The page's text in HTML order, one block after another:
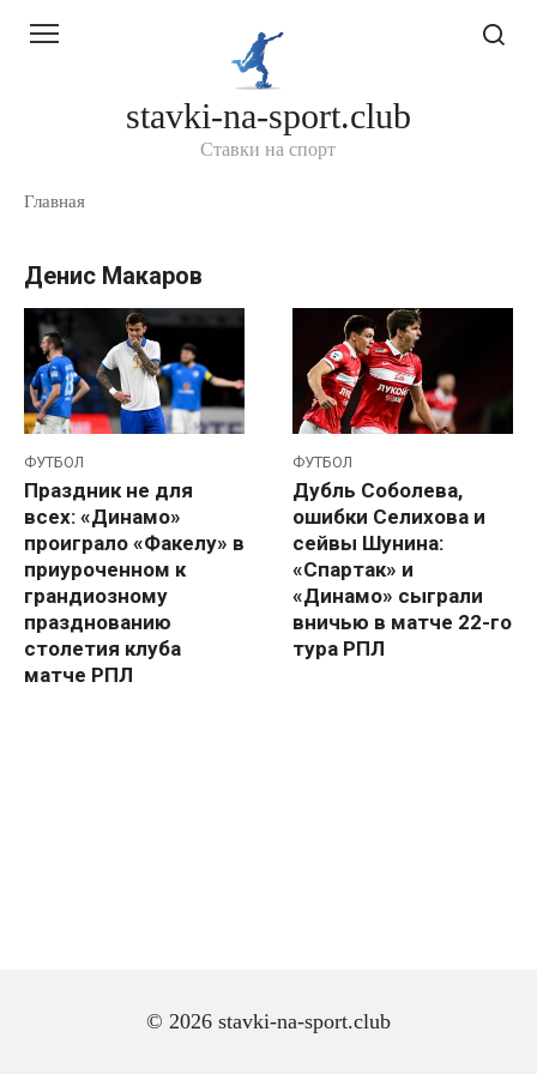
stavki-na-sport.club
Ставки на спорт
Главная
Денис Макаров
ФУТБОЛ
Праздник не для
всех: «Динамо»
проиграло «Факелу» в
приуроченном к
грандиозному
празднованию
столетия клуба
матче РПЛ
ФУТБОЛ
Дубль Соболева,
ошибки Селихова и
сейвы Шунина:
«Спартак» и
«Динамо» сыграли
вничью в матче 22-го
тура РПЛ
© 2026 stavki-na-sport.club